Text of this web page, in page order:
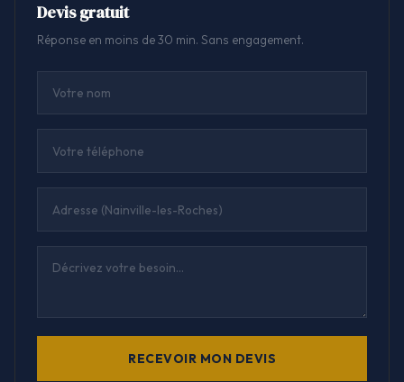
Devis gratuit
Réponse en moins de 30 min. Sans engagement.
RECEVOIR MON DEVIS